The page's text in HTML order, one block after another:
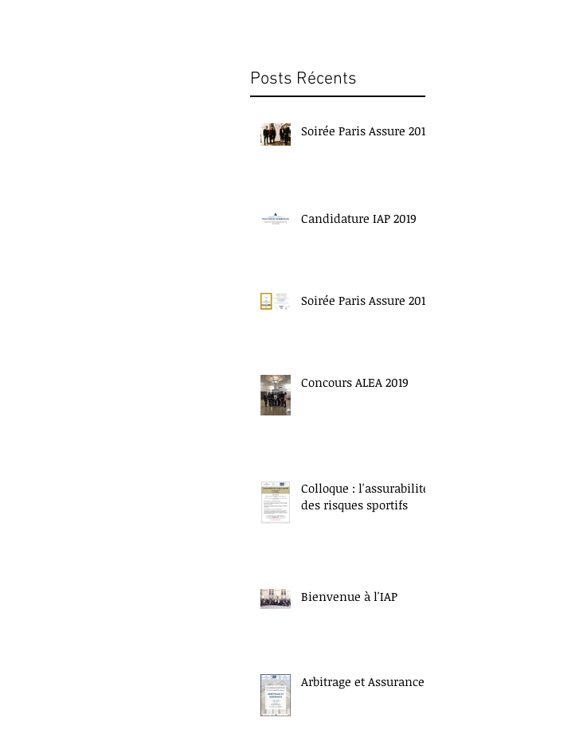
Posts Récents
Soirée Paris Assure 2019
Candidature IAP 2019
Soirée Paris Assure 2019
Concours ALEA 2019
Colloque : l'assurabilité
des risques sportifs
Bienvenue à l'IAP
Arbitrage et Assurance